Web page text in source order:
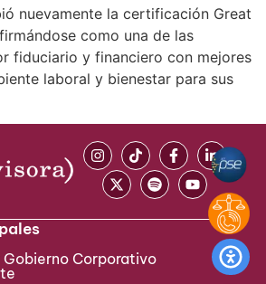
nuevamente la certificación Great
como una de las
fiduciario y financiero con mejores
laboral y bienestar para sus
Gobierno Corporativo